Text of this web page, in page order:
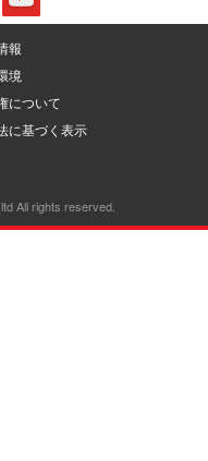
報
境
について
に基づく表示
All rights reserved.